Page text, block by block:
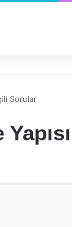
Sorular